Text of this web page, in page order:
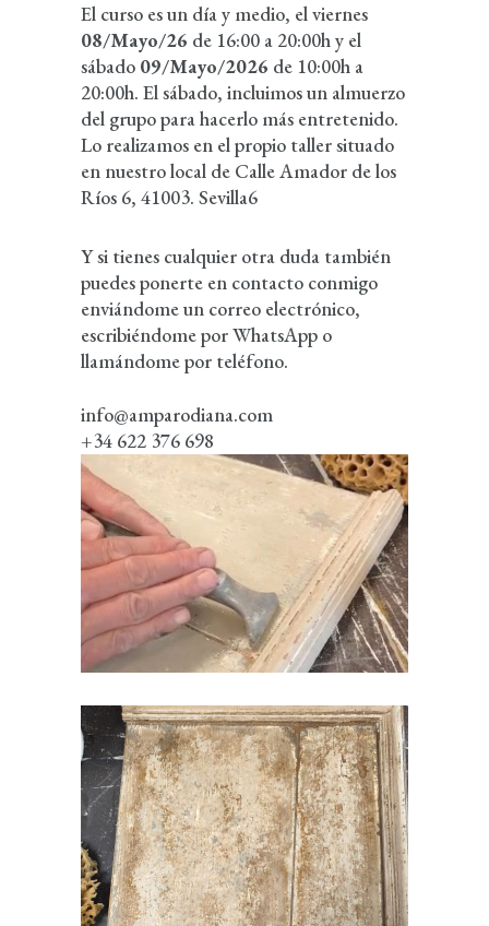
El curso es un día y medio, el viernes
08/Mayo/26 de 16:00 a 20:00h y el
sábado 09/Mayo/2026 de 10:00h a
20:00h. El sábado, incluimos un almuerzo
del grupo para hacerlo más entretenido.
Lo realizamos en el propio taller situado
en nuestro local de Calle Amador de los
Ríos 6, 41003. Sevilla6
Y si tienes cualquier otra duda también
puedes ponerte en contacto conmigo
enviándome un correo electrónico,
escribiéndome por WhatsApp o
llamándome por teléfono.
info@amparodiana.com
+34 622 376 698